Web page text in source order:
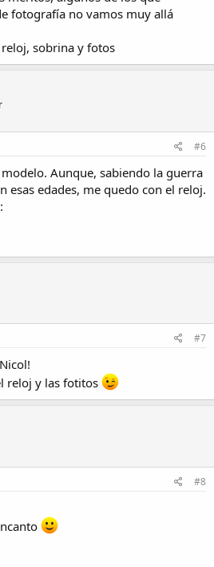
fotografía no vamos muy allá
sobrina y fotos
#6
Aunque, sabiendo la guerra
esas edades, me quedo con el reloj.
#7
reloj y las fotitos
#8